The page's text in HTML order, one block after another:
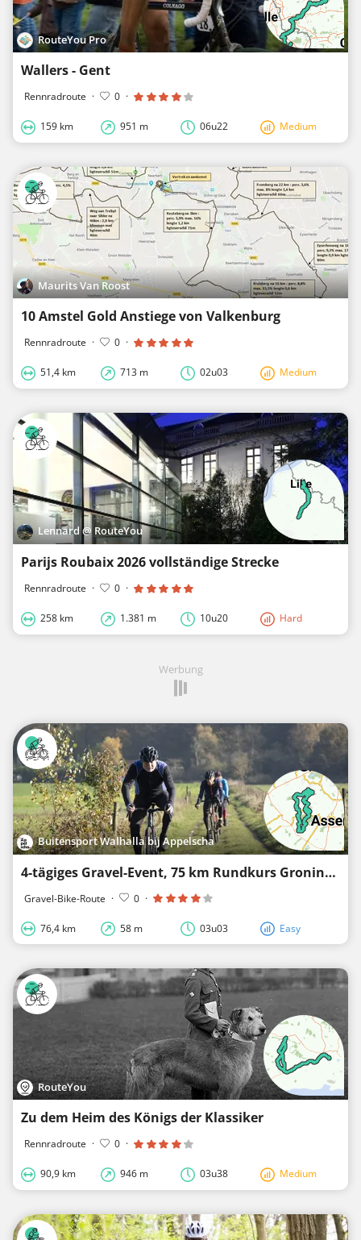
RouteYou Pro
Wallers - Gent
Rennradroute · 0 ·
159 km 951 m 06u22 Medium
Maurits Van Roost
10 Amstel Gold Anstiege von Valkenburg
Rennradroute · 0 ·
51,4 km 713 m 02u03 Medium
Lennard @ RouteYou
Parijs Roubaix 2026 vollständige Strecke
Rennradroute · 0 ·
258 km 1.381 m 10u20 Hard
Werbung
Buitensport Walhalla bij Appelscha
4-tägiges Gravel-Event, 75 km Rundkurs Groningen
Gravel-Bike-Route · 0 ·
76,4 km 58 m 03u03 Easy
RouteYou
Zu dem Heim des Königs der Klassiker
Rennradroute · 0 ·
90,9 km 946 m 03u38 Medium